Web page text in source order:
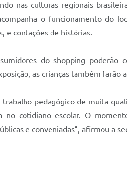
nas culturas regionais
o funcionamento do
e contações de histórias.
do shopping poderão
as crianças também farão
pedagógico de muita
no cotidiano escolar. O
e conveniadas”, afirmou a